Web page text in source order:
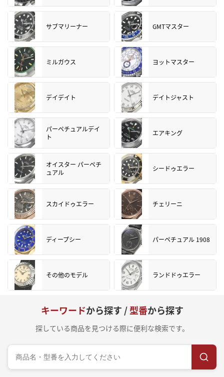
サブマリーナー GMTマスター
ミルガウス ヨットマスター
デイデイト デイトジャスト
パーペチュアルデイ
ト
エアキング
オイスター パーペチ
ュアル
シードゥエラー
スカイドゥエラー チェリーニ
ディープシー パーペチュアル 1908
その他のモデル ランドドゥエラー
キーワードから探す /型番から探す
探している商品を見つける際に便利な検索です。